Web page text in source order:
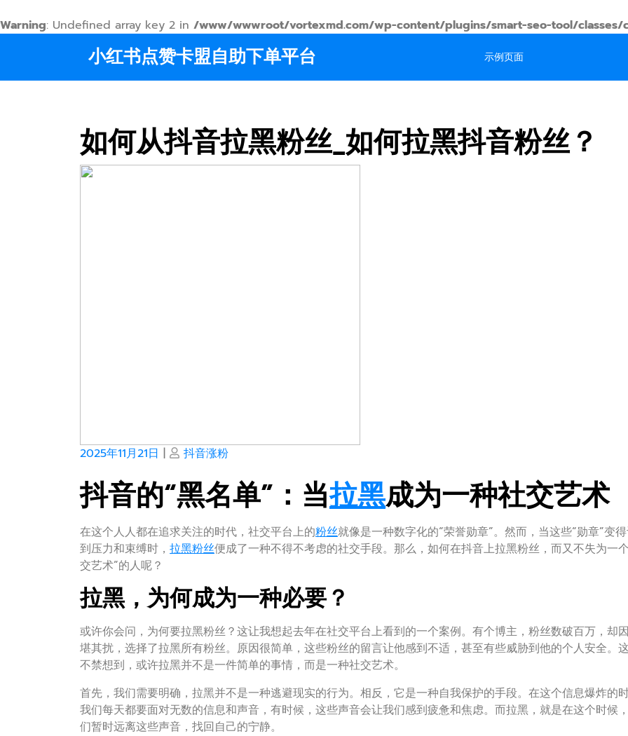
Warning: Undefined array key 2 in /www/wwwroot/vortexmd.com/wp-content/plugins/smart-seo-tool/classes/
小红书点赞卡盟自助下单平台 示例页面
如何从抖音拉黑粉丝_如何拉黑抖音粉丝？
Posted
2025年11月21日 | Posted
抖音涨粉
抖音的“黑名单”：当拉黑成为一种社交艺术
在这个人人都在追求关注的时代，社交平台上的粉丝就像是一种数字化的“荣誉勋章”。然而，当这些“勋章”变
到压力和束缚时， 拉黑粉丝便成了一种不得不考虑的社交手段。那么，如何在抖音上拉黑粉丝，而又不失为一
交艺术”的人呢？
拉黑，为何成为一种必要？
或许你会问，为何要拉黑粉丝？这让我想起去年在社交平台上看到的一个案例。有个博主，粉丝数破百万，却
堪其扰，选择了拉黑所有粉丝。原因很简单，这些粉丝的留言让他感到不适，甚至有些威胁到他的个人安全。
不禁想到，或许拉黑并不是一件简单的事情，而是一种社交艺术。
首先，我们需要明确，拉黑并不是一种逃避现实的行为。相反，它是一种自我保护的手段。在这个信息爆炸的时
我们每天都要面对无数的信息和声音，有时候，这些声音会让我们感到疲惫和焦虑。而拉黑，就是在这个时候
们暂时远离这些声音，找回自己的宁静。